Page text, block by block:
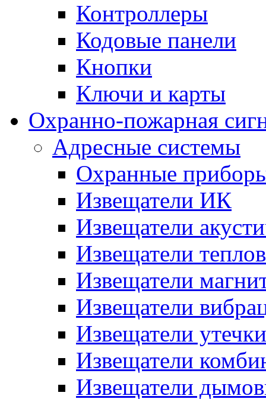
Контроллеры
Кодовые панели
Кнопки
Ключи и карты
Охранно-пожарная
Адресные системы
Охранные
Извещатели ИК
Извещатели
Извещатели
Извещатели
Извещатели
Извещатели утечки
Извещатели
Извещатели